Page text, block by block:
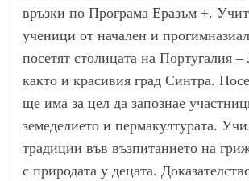
връзки по Програма Еразъм +.
ученици от начален и
посетят столицата на Португалия
както и красивия град Синтра.
ще има за цел да запознае
земеделието и пермакултурата.
традиции във възпитанието на
с природата у децата.